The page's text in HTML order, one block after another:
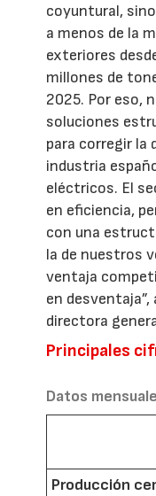
coyuntural,
a menos de la
exteriores
millones de
2025. Por eso,
soluciones
para corregir la
industria
eléctricos. El
en eficiencia,
con una
la de nuestros
ventaja
en desventaja”,
directora
Principales
Datos
Producción